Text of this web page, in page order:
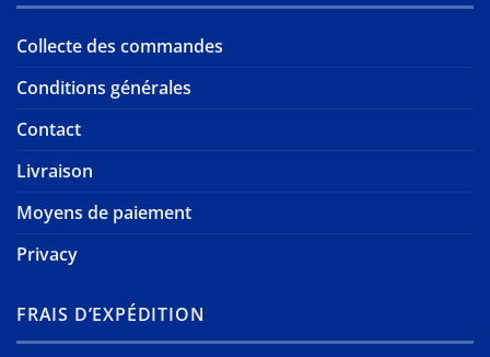
Collecte des commandes
Conditions générales
Contact
Livraison
Moyens de paiement
Privacy
FRAIS D’EXPÉDITION